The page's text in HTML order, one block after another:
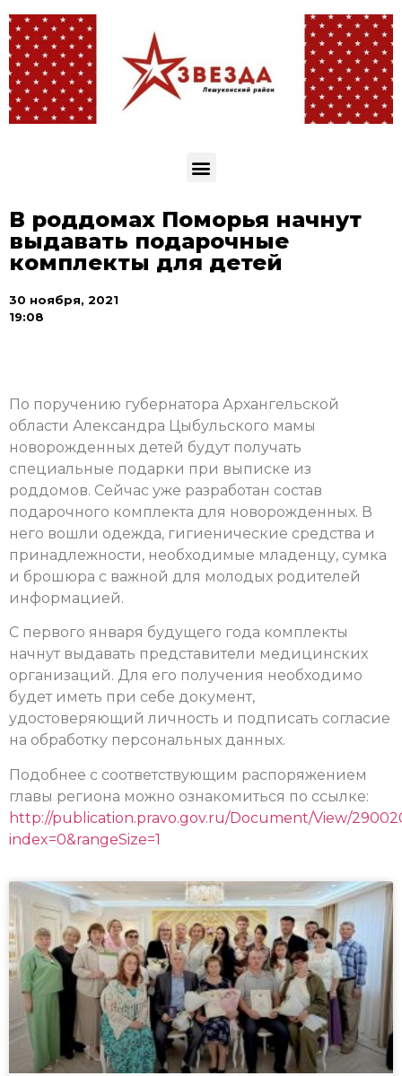
В роддомах Поморья начнут
выдавать подарочные
комплекты для детей
30 ноября, 2021
19:08
По поручению губернатора Архангельской
области Александра Цыбульского мамы
новорожденных детей будут получать
специальные подарки при выписке из
роддомов. Сейчас уже разработан состав
подарочного комплекта для новорожденных. В
него вошли одежда, гигиенические средства и
принадлежности, необходимые младенцу, сумка
и брошюра с важной для молодых родителей
информацией.
С первого января будущего года комплекты
начнут выдавать представители медицинских
организаций. Для его получения необходимо
будет иметь при себе документ,
удостоверяющий личность и подписать согласие
на обработку персональных данных.
Подобнее с соответствующим распоряжением
главы региона можно ознакомиться по ссылке:
http://publication.pravo.gov.ru/Document/View/
index=0&rangeSize=1